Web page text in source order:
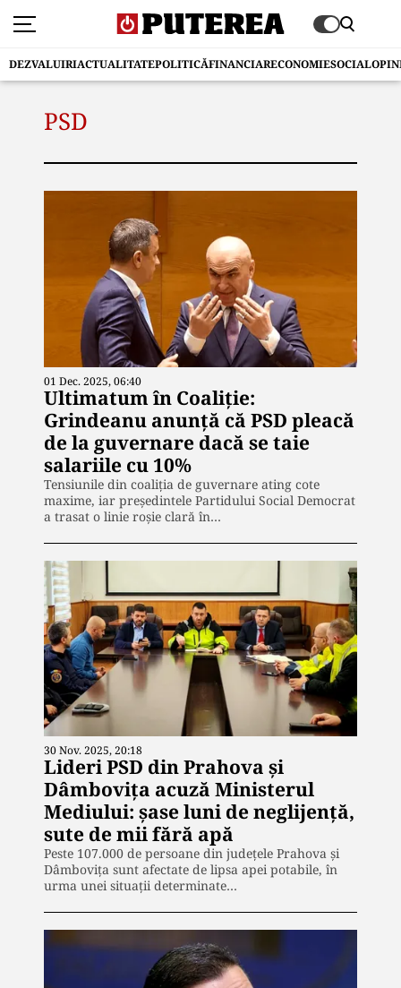
DEZVALUIRIACTUALITATEPOLITICĂFINANCIARECONOMIESOCIAL
PSD
01 Dec. 2025, 06:40
Ultimatum în Coaliție:
Grindeanu anunță că PSD pleacă
de la guvernare dacă se taie
salariile cu 10%
Tensiunile din coaliția de guvernare ating cote
maxime, iar președintele Partidului Social Democrat
a trasat o linie roșie clară în…
30 Nov. 2025, 20:18
Lideri PSD din Prahova și
Dâmbovița acuză Ministerul
Mediului: șase luni de neglijență,
sute de mii fără apă
Peste 107.000 de persoane din județele Prahova și
Dâmbovița sunt afectate de lipsa apei potabile, în
urma unei situații determinate…